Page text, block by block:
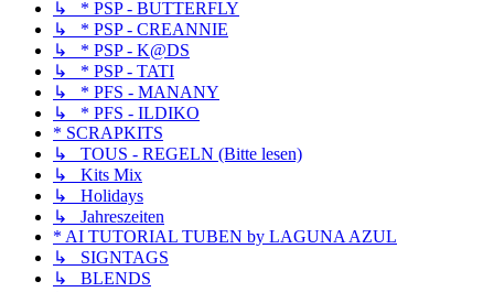
↳ * PSP - BUTTERFLY
↳ * PSP - CREANNIE
↳ * PSP - K@DS
↳ * PSP - TATI
↳ * PFS - MANANY
↳ * PFS - ILDIKO
* SCRAPKITS
↳ TOUS - REGELN (Bitte lesen)
↳ Kits Mix
↳ Holidays
↳ Jahreszeiten
* AI TUTORIAL TUBEN by LAGUNA AZUL
↳ SIGNTAGS
↳ BLENDS